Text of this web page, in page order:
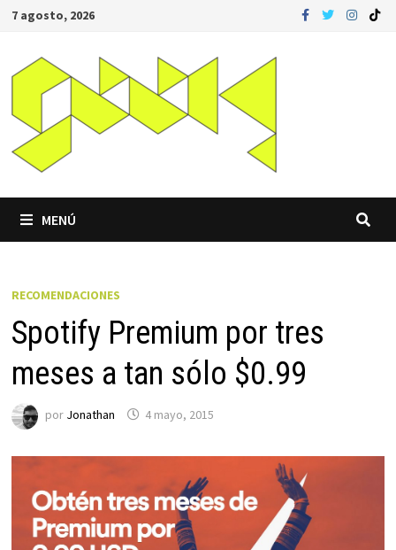
Saltar
contenido
7 agosto, 2026
MENÚ
RECOMENDACIONES
Spotify Premium por tres
meses a tan sólo $0.99
por Jonathan 4 mayo, 2015